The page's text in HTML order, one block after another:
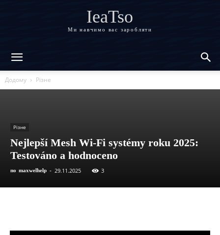
IeaTso
Ми навчимо вас заробляти
Додому Різне
Різне
Nejlepší Mesh Wi-Fi systémy roku 2025:
Testováno a hodnoceno
по maxwelhelp - 29.11.2025 3